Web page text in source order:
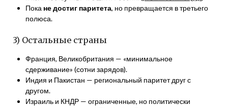
Пока не достиг паритета, но превращается в третьего
полюса.
3) Остальные страны
Франция, Великобритания — «минимальное
сдерживание» (сотни зарядов).
Индия и Пакистан — региональный паритет друг с
другом.
Израиль и КНДР — ограниченные, но политически